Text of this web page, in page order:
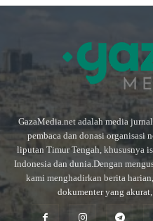
GazaMedia.net adalah media
pembaca dan donasi organisasi
liputan Timur Tengah, khususnya
Indonesia dan dunia.Dengan
kami menghadirkan berita
dokumenter yang